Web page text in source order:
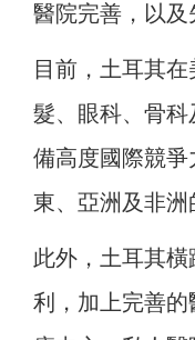
醫院完善，以及
目前，土耳其
髮、眼科、骨
備高度國際競
東、亞洲及非洲
此外，土耳其
利，加上完善